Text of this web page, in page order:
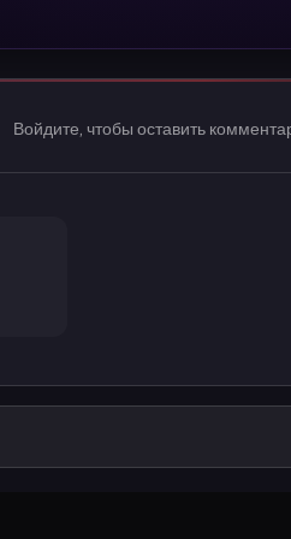
Войдите, чтобы оставить